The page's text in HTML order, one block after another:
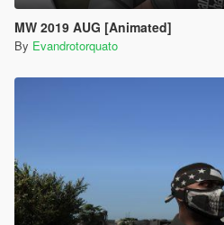
MW 2019 AUG [Animated]
By Evandrotorquato